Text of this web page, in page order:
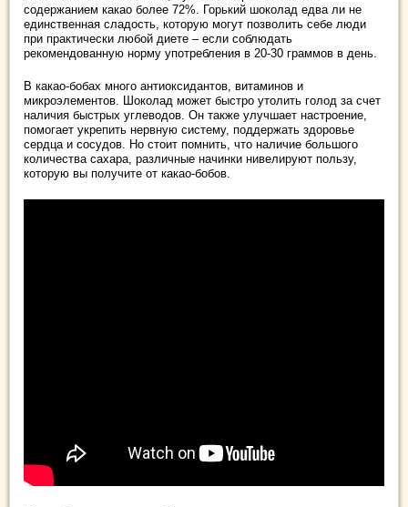
содержанием какао более 72%. Горький шоколад едва ли не
единственная сладость, которую могут позволить себе люди
при практически любой диете – если соблюдать
рекомендованную норму употребления в 20-30 граммов в день.
В какао-бобах много антиоксидантов, витаминов и
микроэлементов. Шоколад может быстро утолить голод за счет
наличия быстрых углеводов. Он также улучшает настроение,
помогает укрепить нервную систему, поддержать здоровье
сердца и сосудов. Но стоит помнить, что наличие большого
количества сахара, различные начинки нивелируют пользу,
которую вы получите от какао-бобов.